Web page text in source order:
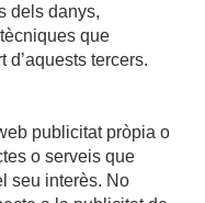
dels danys,
que
d’aquests tercers.
publicitat pròpia o
o serveis que
seu interès. No